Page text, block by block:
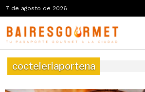
7 de agosto de 2026
cocteleriaportena